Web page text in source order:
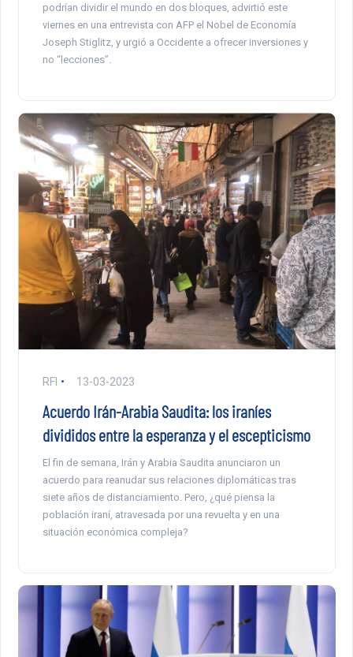
podrían dividir el mundo en dos bloques, advirtió este
viernes en una entrevista con AFP el Nobel de Economía
Joseph Stiglitz, y urgió a Occidente a ofrecer inversiones y
no “lecciones”.
RFI 13-03-2023
Acuerdo Irán-Arabia Saudita: los iraníes
divididos entre la esperanza y el escepticismo
El fin de semana, Irán y Arabia Saudita anunciaron un
acuerdo para reanudar sus relaciones diplomáticas tras
siete años de distanciamiento. Pero, ¿qué piensa la
población iraní, atravesada por una revuelta y en una
situación económica compleja?